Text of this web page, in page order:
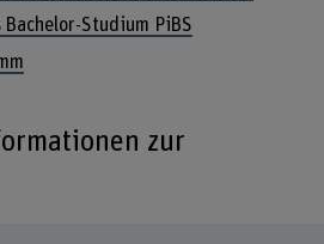
Studium PiBS
zur